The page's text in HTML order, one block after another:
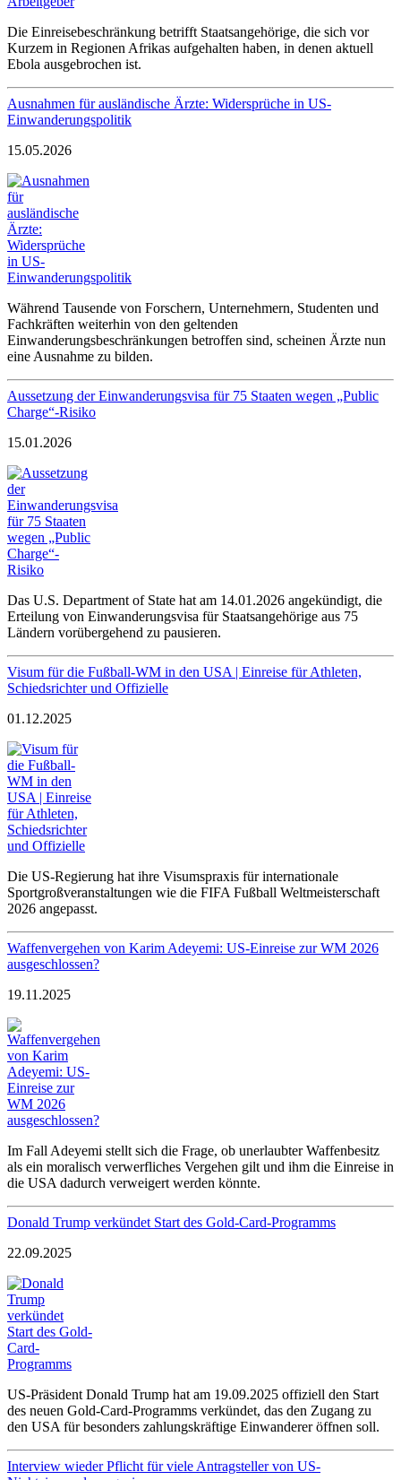
Die Einreisebeschränkung betrifft Staatsangehörige, die sich vor
Kurzem in Regionen Afrikas aufgehalten haben, in denen aktuell
Ebola ausgebrochen ist.
Ausnahmen für ausländische Ärzte: Widersprüche in US-
Einwanderungspolitik
15.05.2026
Während Tausende von Forschern, Unternehmern, Studenten und
Fachkräften weiterhin von den geltenden
Einwanderungsbeschränkungen betroffen sind, scheinen Ärzte nun
eine Ausnahme zu bilden.
Aussetzung der Einwanderungsvisa für 75 Staaten wegen „Public
Charge“-Risiko
15.01.2026
Das U.S. Department of State hat am 14.01.2026 angekündigt, die
Erteilung von Einwanderungsvisa für Staatsangehörige aus 75
Ländern vorübergehend zu pausieren.
Visum für die Fußball-WM in den USA | Einreise für Athleten,
Schiedsrichter und Offizielle
01.12.2025
Die US-Regierung hat ihre Visumspraxis für internationale
Sportgroßveranstaltungen wie die FIFA Fußball Weltmeisterschaft
2026 angepasst.
Waffenvergehen von Karim Adeyemi: US-Einreise zur WM 2026
ausgeschlossen?
19.11.2025
Im Fall Adeyemi stellt sich die Frage, ob unerlaubter Waffenbesitz
als ein moralisch verwerfliches Vergehen gilt und ihm die Einreise in
die USA dadurch verweigert werden könnte.
Donald Trump verkündet Start des Gold-Card-Programms
22.09.2025
US-Präsident Donald Trump hat am 19.09.2025 offiziell den Start
des neuen Gold-Card-Programms verkündet, das den Zugang zu
den USA für besonders zahlungskräftige Einwanderer öffnen soll.
Interview wieder Pflicht für viele Antragsteller von US-